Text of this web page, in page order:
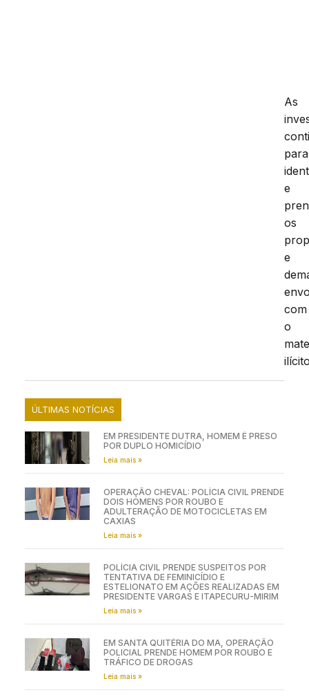
As
para
e
os
e
com
o
ÚLTIMAS NOTÍCIAS
EM PRESIDENTE DUTRA, HOMEM É PRESO
POR DUPLO HOMICÍDIO
Leia mais »
OPERAÇÃO CHEVAL: POLÍCIA CIVIL PRENDE
DOIS HOMENS POR ROUBO E
ADULTERAÇÃO DE MOTOCICLETAS EM
CAXIAS
Leia mais »
POLÍCIA CIVIL PRENDE SUSPEITOS POR
TENTATIVA DE FEMINICÍDIO E
ESTELIONATO EM AÇÕES REALIZADAS EM
PRESIDENTE VARGAS E ITAPECURU-MIRIM
Leia mais »
EM SANTA QUITÉRIA DO MA, OPERAÇÃO
POLICIAL PRENDE HOMEM POR ROUBO E
TRÁFICO DE DROGAS
Leia mais »